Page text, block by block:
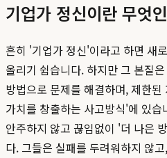
기업가 정신이란 무엇
흔히 '기업가 정신'이라고 하면 새
올리기 쉽습니다. 하지만 그 본질
방법으로 문제를 해결하며, 제한
가치를 창출하는 사고방식'에 있
안주하지 않고 끊임없이 '더 나은
다. 그들은 실패를 두려워하지 않